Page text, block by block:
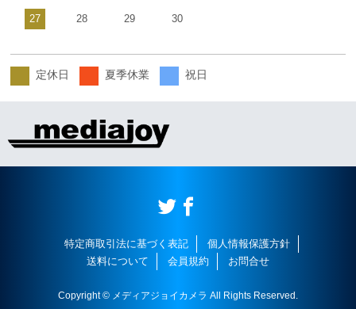
27 28 29 30
定休日 夏季休業 祝日
特定商取引法に基づく表記
個人情報保護方針
送料について
会員規約 お問合せ
Copyright © メディアジョイカメラ All Rights Reserved.